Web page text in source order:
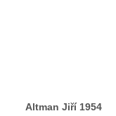
Altman Jiří 1954